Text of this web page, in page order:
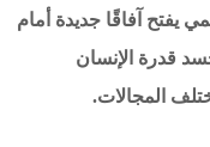
يفتح آفاقًا جديدة أمام
قدرة الإنسان
المجالات.